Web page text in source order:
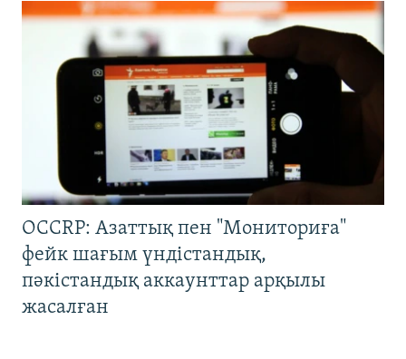
OCCRP: Азаттық пен "Мониториға"
фейк шағым үндістандық,
пәкістандық аккаунттар арқылы
жасалған